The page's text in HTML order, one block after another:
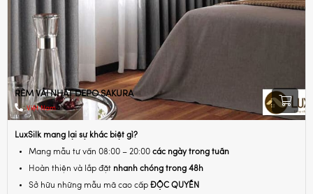
RÈM VẢI NHẬT DEPO SAKURA
Việt Nam
LuxSilk mang lại sự khác biệt gì?
Mang mẫu tư vấn 08:00 – 20:00 các ngày trong tuần
Hoàn thiện và lắp đặt nhanh chóng trong 48h
Sở hữu những mẫu mã cao cấp ĐỘC QUYỀN